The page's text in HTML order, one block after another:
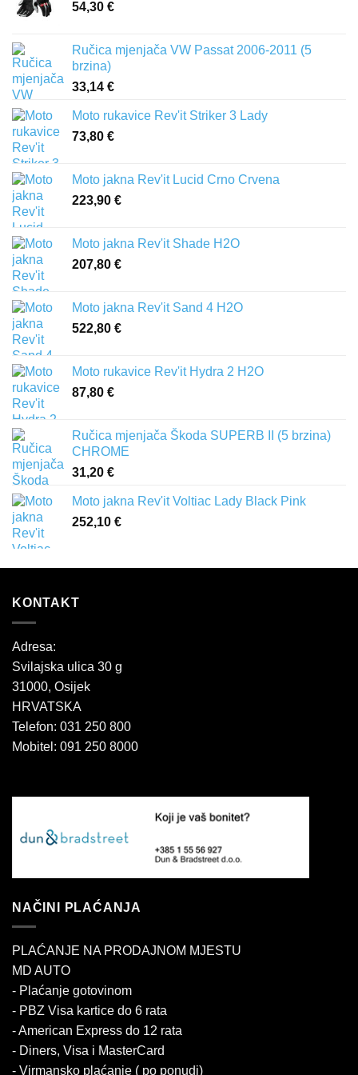
54,30 €
Ručica mjenjača VW Passat 2006-2011 (5
brzina)
33,14 €
Moto rukavice Rev'it Striker 3 Lady
73,80 €
Moto jakna Rev'it Lucid Crno Crvena
223,90 €
Moto jakna Rev'it Shade H2O
207,80 €
Moto jakna Rev'it Sand 4 H2O
522,80 €
Moto rukavice Rev'it Hydra 2 H2O
87,80 €
Ručica mjenjača Škoda SUPERB II (5 brzina)
CHROME
31,20 €
Moto jakna Rev'it Voltiac Lady Black Pink
252,10 €
KONTAKT
Adresa:
Svilajska ulica 30 g
31000, Osijek
HRVATSKA
Telefon: 031 250 800
Mobitel: 091 250 8000
NAČINI PLAĆANJA
PLAĆANJE NA PRODAJNOM MJESTU
MD AUTO
- Plaćanje gotovinom
- PBZ Visa kartice do 6 rata
- American Express do 12 rata
- Diners, Visa i MasterCard
- Virmansko plaćanje ( po ponudi)